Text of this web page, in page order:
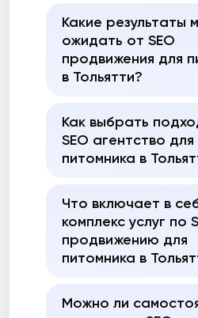
Какие результаты
ожидать от SEO
продвижения для
в Тольятти?
Как выбрать
SEO агентство для
питомника в
Что включает в
комплекс услуг по
продвижению для
питомника в
Можно ли